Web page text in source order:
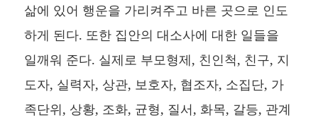
삶에 있어 행운을 가리켜주고 바른 곳으로 인도
하게 된다. 또한 집안의 대소사에 대한 일들을
일깨워 준다. 실제로 부모형제, 친인척, 친구, 지
도자, 실력자, 상관, 보호자, 협조자, 소집단, 가
족단위, 상황, 조화, 균형, 질서, 화목, 갈등, 관계